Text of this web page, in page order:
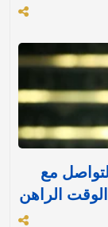
مع
الراهن